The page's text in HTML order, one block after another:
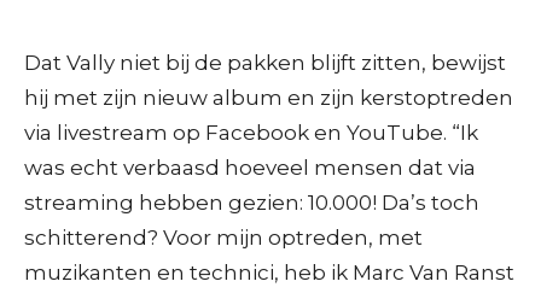
Dat Vally niet bij de pakken blijft zitten, bewijst
hij met zijn nieuw album en zijn kerstoptreden
via livestream op Facebook en YouTube. “Ik
was echt verbaasd hoeveel mensen dat via
streaming hebben gezien: 10.000! Da’s toch
schitterend? Voor mijn optreden, met
muzikanten en technici, heb ik Marc Van Ranst